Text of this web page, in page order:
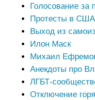
Голосование за
Протесты в США
Выход из
Илон Маск
Михаил
Анекдоты про
ЛГБТ-
Отключение